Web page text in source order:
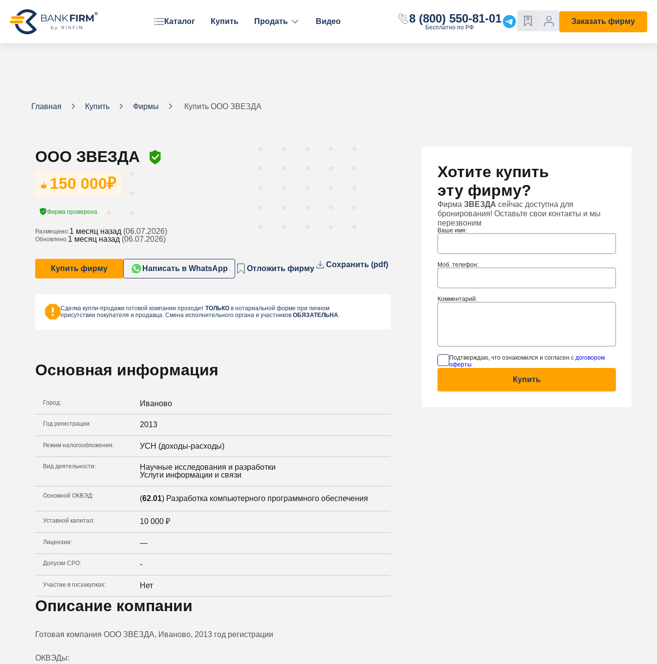
Каталог Купить Продать
ЗАО
С расчётным счётом
Видео 8 (800) 550-81-01
Бесплатно по РФ
0 Заказать фирму
Главная Купить Фирмы Купить ООО ЗВЕЗДА
ООО ЗВЕЗДА
150 000₽
Фирма проверена
Размещено:1 месяц назад (06.07.2026)
Обновлено:1 месяц назад (06.07.2026)
Купить фирму Написать в WhatsApp Отложить фирму Сохранить (pdf)
Сделка купли-продажи готовой компании проходит ТОЛЬКО в нотариальной форме при личном
присутствии покупателя и продавца. Смена исполнительного органа и участников ОБЯЗАТЕЛЬНА.
Основная информация
Город: Иваново
Год регистрации: 2013
Режим налогообложения: УСН (доходы-расходы)
Вид деятельности:
Научные исследования и разработки
Услуги информации и связи
Основной ОКВЭД: (62.01) Разработка компьютерного программного обеспечения
Уставной капитал: 10 000 ₽
Лицензии: —
Допуски СРО: -
Участие в госзакупках: Нет
Описание компании
Готовая компания ООО ЗВЕЗДА, Иваново, 2013 год регистрации
ОКВЭДы:
Хотите купить
эту фирму?
Фирма ЗВЕЗДА сейчас доступна для
бронирования! Оставьте свои контакты и мы
перезвоним
Ваше имя:
Моб. телефон:
Комментарий:
Подтверждаю, что ознакомился и согласен с договором
оферты
Купить